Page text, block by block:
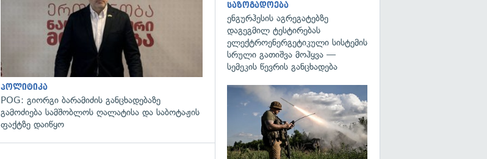
პოლიტიკა
POG: გიორგი ბარამიძის განცხადებაზე
გამოძიება სამშობლოს ღალატისა და საბოტაჟის
ფაქტზე დაიწყო
საზოგადოება
ენგურჰესის აგრეგატებზე
დაგეგმილ ტესტირებას
ელექტროენერგეტიკული სისტემის
სრული გათიშვა მოჰყვა —
სემეკის წევრის განცხადება